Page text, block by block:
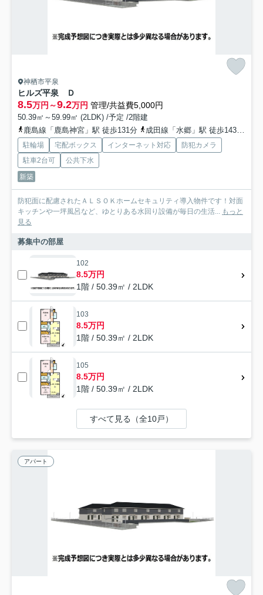
神栖市平泉
ヒルズ平泉 Ｄ
8.5万円～9.2万円 管理/共益費5,000円
50.39㎡～59.99㎡ (2LDK) /予定 /2階建
鹿島線「鹿島神宮」駅 徒歩131分
成田線「水郷」駅 徒歩143分
駐輪場 宅配ボックス インターネット対応
防犯カメラ
駐車2台可
公共下水
新築
防犯面に配慮されたＡＬＳＯＫホームセキュリティ導入物件です！対面
キッチンや一坪風呂など、ゆとりある水回り設備が毎日の生活...
もっと
見る
募集中の部屋
102
8.5万円
1階 / 50.39㎡ / 2LDK
103
8.5万円
1階 / 50.39㎡ / 2LDK
105
8.5万円
1階 / 50.39㎡ / 2LDK
すべて見る（全10戸）
アパート